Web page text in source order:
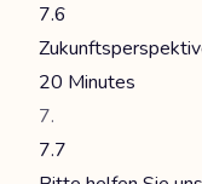
7.6
20 Minutes
7.7